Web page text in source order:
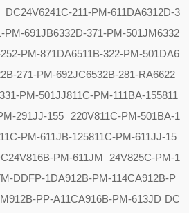
DC24V6241C-211-PM-611DA6312D-3
PM-691JB6332D-371-PM-501JM6332
PM-871DA6511B-322-PM-501DA6
271-PM-692JC6532B-281-RA6622
PM-501JJ811C-PM-111BA-155811
291JJ-155 220V811C-PM-501BA-1
PM-611JB-125811C-PM-611JJ-15
816B-PM-611JM 24V825C-PM-1
DDFP-1DA912B-PM-114CA912B-P
912B-PP-A11CA916B-PM-613JD DC